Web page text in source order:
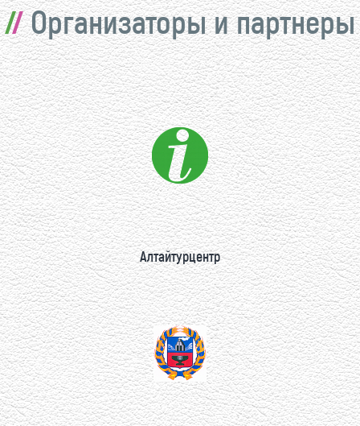
Организаторы и партнеры
Алтайтурцентр